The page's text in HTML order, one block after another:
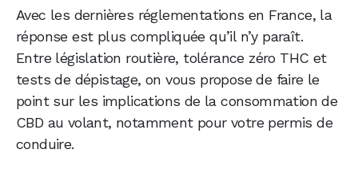
Avec les dernières réglementations en France, la
réponse est plus compliquée qu’il n’y paraît.
Entre législation routière, tolérance zéro THC et
tests de dépistage, on vous propose de faire le
point sur les implications de la consommation de
CBD au volant, notamment pour votre permis de
conduire.